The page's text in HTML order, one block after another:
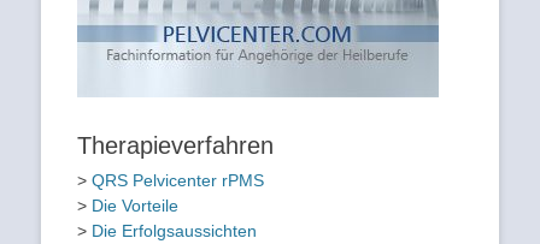
Therapieverfahren
> QRS Pelvicenter rPMS
> Die Vorteile
> Die Erfolgsaussichten